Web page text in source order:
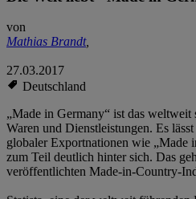
von
Mathias Brandt,
27.03.2017
Deutschland
„Made in Germany“ ist das weltweit
Waren und Dienstleistungen. Es
globaler Exportnationen wie
zum Teil deutlich hinter sich. Das
veröffentlichten Made-in-Country-